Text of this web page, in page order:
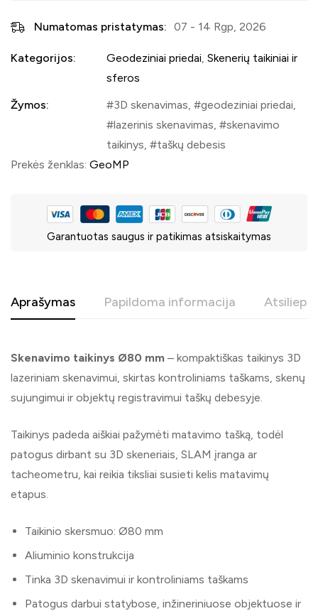
Numatomas pristatymas: 07 - 14 Rgp, 2026
Kategorijos: Geodeziniai priedai, Skenerių taikiniai ir
sferos
Žymos:
3D skenavimas, geodeziniai priedai,
lazerinis skenavimas,
skenavimo
taikinys,
taškų debesis
Prekės ženklas: GeoMP
Garantuotas saugus ir patikimas atsiskaitymas
Aprašymas Papildoma informacija
Skenavimo taikinys Ø80 mm – kompaktiškas taikinys 3D
lazeriniam skenavimui, skirtas kontroliniams taškams, skenų
sujungimui ir objektų registravimui taškų debesyje.
Taikinys padeda aiškiai pažymėti matavimo tašką, todėl
patogus dirbant su 3D skeneriais, SLAM įranga ar
tacheometru, kai reikia tiksliai susieti kelis matavimų
etapus.
Taikinio skersmuo: Ø80 mm
Aliuminio konstrukcija
Tinka 3D skenavimui ir kontroliniams taškams
Patogus darbui statybose, inžineriniuose objektuose ir